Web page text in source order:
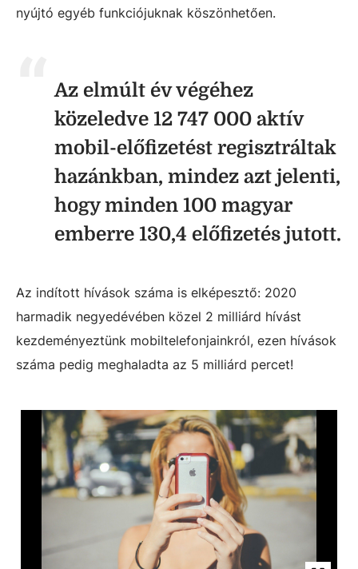
nyújtó egyéb funkciójuknak köszönhetően.
Az elmúlt év végéhez
közeledve 12 747 000 aktív
mobil-előfizetést regisztráltak
hazánkban, mindez azt jelenti,
hogy minden 100 magyar
emberre 130,4 előfizetés jutott.
Az indított hívások száma is elképesztő: 2020
harmadik negyedévében közel 2 milliárd hívást
kezdeményeztünk mobiltelefonjainkról, ezen hívások
száma pedig meghaladta az 5 milliárd percet!